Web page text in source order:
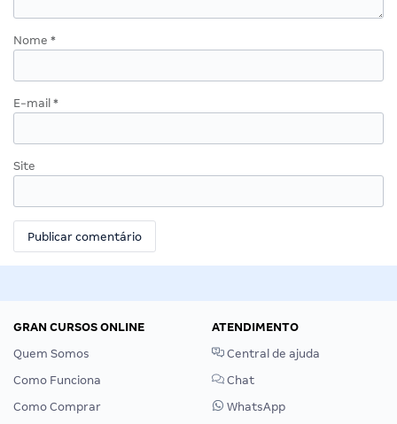
Nome *
E-mail *
Site
GRAN CURSOS ONLINE
Quem Somos
Como Funciona
Como Comprar
ATENDIMENTO
Central de ajuda
Chat
WhatsApp